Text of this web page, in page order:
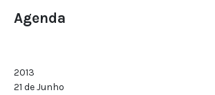
Agenda
2013
21 de Junho